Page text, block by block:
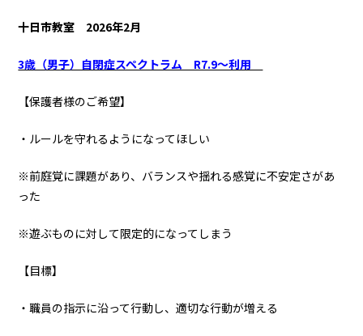
十日市教室 2026年2月
3歳（男子）自閉症スペクトラム R7.9～利用
【保護者様のご希望】
・ルールを守れるようになってほしい
※前庭覚に課題があり、バランスや揺れる感覚に不安定さがあ
った
※遊ぶものに対して限定的になってしまう
【目標】
・職員の指示に沿って行動し、適切な行動が増える